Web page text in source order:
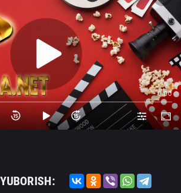
0:00